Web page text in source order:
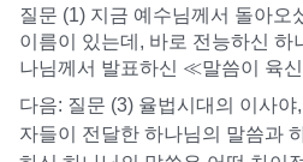
질문 (1) 지금 예수님께서 돌아오
이름이 있는데, 바로 전능하신 하
나님께서 발표하신 ≪말씀이 육
로 신랑의 음성입니다. 하지만 많
나님의 음성을 분별할 줄 모릅니
하나님 교회의 간증인을 모셔왔
다음: 질문 (3) 율법시대의 이사야
자들이 전달한 하나님의 말씀과